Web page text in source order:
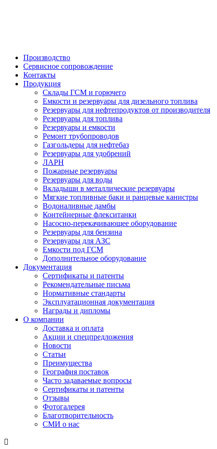
Производство
Сервисное сопровождение
Контакты
Продукция
Склады ГСМ и горючего
Емкости и резервуары для дизельного топлива
Резервуары для нефтепродуктов от производителя
Резервуары для топлива
Резервуары и емкости
Ремонт трубопроводов
Газгольдеры для нефтебаз
Резервуары для удобрений
ЛАРН
Пожарные резервуары
Резервуары для воды
Вкладыши в металлические резервуары
Мягкие топливные баки и ранцевые канистры
Водоналивные дамбы
Контейнерные флекситанки
Насосно-перекачивающее оборудование
Резервуары для бензина
Резервуары для АЗС
Емкости под ГСМ
Дополнительное оборудование
Документация
Сертификаты и патенты
Рекомендательные письма
Нормативные стандарты
Эксплуатационная документация
Награды и дипломы
О компании
Доставка и оплата
Акции и спецпредложения
Новости
Статьи
Преимущества
География поставок
Часто задаваемые вопросы
Сертификаты и патенты
Отзывы
Фотогалерея
Благотворительность
СМИ о нас
